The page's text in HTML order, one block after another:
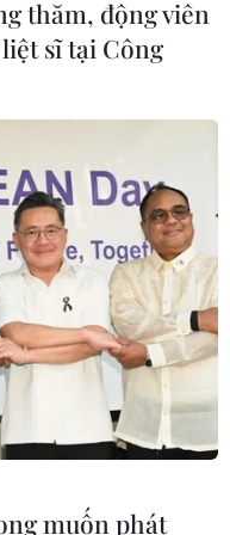
trao
ông
mức
thăm, động viên
sĩ tại Công
muốn phát